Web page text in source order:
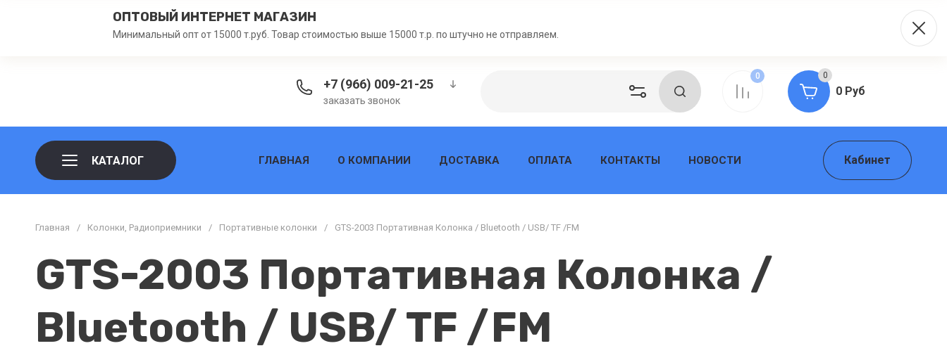
ОПТОВЫЙ ИНТЕРНЕТ МАГАЗИН
Минимальный опт от 15000 т.руб. Товар стоимостью выше 15000 т.р. по штучно не отправляем.
+7 (966) 009-21-25
заказать звонок
0 0
0 Руб
КАТАЛОГ ГЛАВНАЯ О КОМПАНИИ ДОСТАВКА ОПЛАТА КОНТАКТЫ НОВОСТИ Кабинет
Главная / Колонки, Радиоприемники / Портативные колонки / GTS-2003 Портативная Колонка / Bluetooth / USB/ TF /FM
GTS-2003 Портативная Колонка /
Bluetooth / USB/ TF /FM